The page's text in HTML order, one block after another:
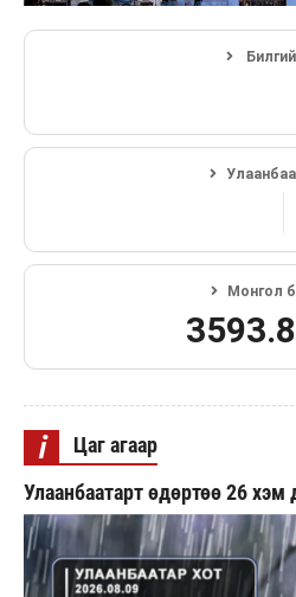
Монгол
i
Цаг агаар
Улаанбаатарт өдөртөө 26 хэм